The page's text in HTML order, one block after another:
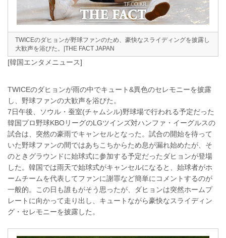
TWICEのダヒョンが野球ファンのため、豪快なスライディングを披露し
大歓声を浴びた。|THE FACT JAPAN
[韓国エンタメニュース]
TWICEのダヒョンが雨の中でキュート&異色のセレモニーを披露
し、野球ファンの大歓声を浴びた。
7日午後、ソウル・蚕室(チャムシル)野球場で行われる予定だった
韓国プロ野球KBOリーグのLGツインズ対ハンファ・イーグルスの
試合は、突然の豪雨でキャンセルとなった。試合の開始を待って
いた野球ファンの間ではあちこちからため息が漏れ始めたが、そ
のときグラウンドに始球式に参加する予定だったダヒョンが登場
した。韓国では雨天で始球式がキャンセルになると、始球者がホ
ームチームを代表してファンに謝罪など簡単にコメントするのが
一般的。この日も誰もがそう思ったが、ダヒョンは突然ホームプ
レートに向かって走り出し、キュートながら豪快なスライディン
グ・セレモニーを披露した。